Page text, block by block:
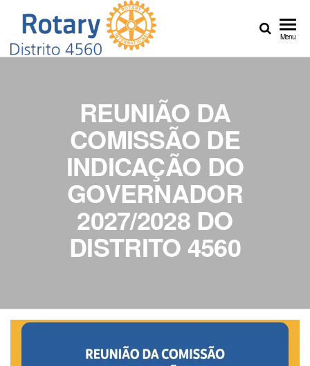
4560
Esperança
Menu
REUNIÃO DA
COMISSÃO DE
INDICAÇÃO DO
GOVERNADOR
2027/2028 DO
DISTRITO 4560